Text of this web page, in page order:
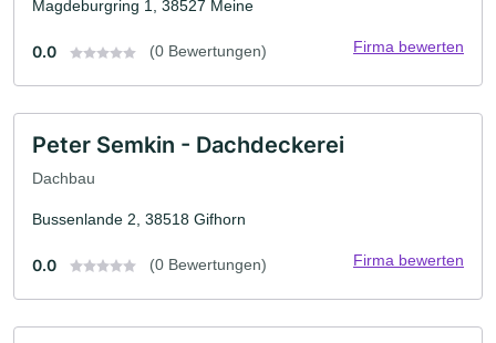
Magdeburgring 1, 38527 Meine
0.0 (0 Bewertungen) Firma bewerten
Peter Semkin - Dachdeckerei
Dachbau
Bussenlande 2, 38518 Gifhorn
0.0 (0 Bewertungen) Firma bewerten